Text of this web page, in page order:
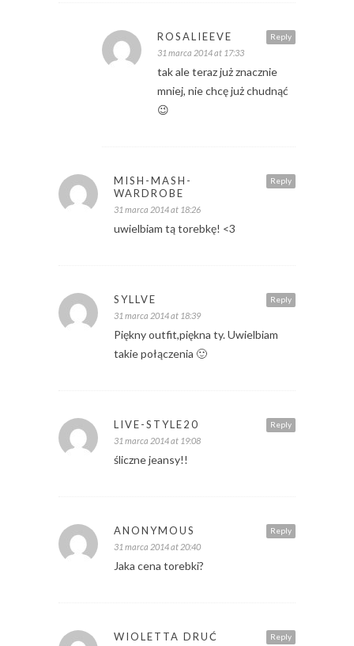
Reply
ROSALIEEVE
31 marca 2014 at 17:33
tak ale teraz już znacznie
mniej, nie chcę już chudnąć
😉
Reply
MISH-MASH-
WARDROBE
31 marca 2014 at 18:26
uwielbiam tą torebkę! <3
Reply
SYLLVE
31 marca 2014 at 18:39
Piękny outfit,piękna ty. Uwielbiam
takie połączenia 🙂
Reply
LIVE-STYLE20
31 marca 2014 at 19:08
śliczne jeansy!!
Reply
ANONYMOUS
31 marca 2014 at 20:40
Jaka cena torebki?
Reply
WIOLETTA DRUĆ